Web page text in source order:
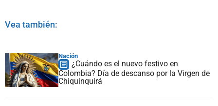
Vea también:
Nación
¿Cuándo es el nuevo festivo en
Colombia? Día de descanso por la Virgen de
Chiquinquirá